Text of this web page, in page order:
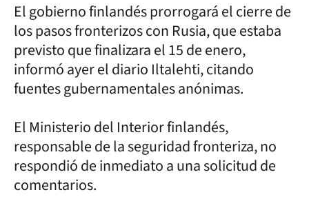
El gobierno finlandés prorrogará el cierre de
los pasos fronterizos con Rusia, que estaba
previsto que finalizara el 15 de enero,
informó ayer el diario Iltalehti, citando
fuentes gubernamentales anónimas.
El Ministerio del Interior finlandés,
responsable de la seguridad fronteriza, no
respondió de inmediato a una solicitud de
comentarios.